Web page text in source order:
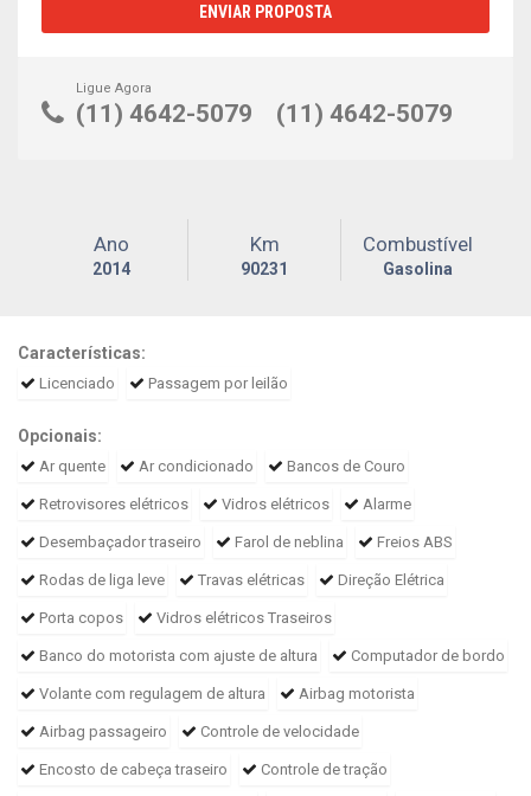
ENVIAR PROPOSTA
Ligue Agora
(11) 4642-5079 (11) 4642-5079
Ano
2014
Km
90231
Combustível
Gasolina
Características:
Licenciado Passagem por leilão
Opcionais:
Ar quente Ar condicionado Bancos de Couro
Retrovisores elétricos Vidros elétricos Alarme
Desembaçador traseiro Farol de neblina Freios ABS
Rodas de liga leve Travas elétricas Direção Elétrica
Porta copos Vidros elétricos Traseiros
Banco do motorista com ajuste de altura Computador de bordo
Volante com regulagem de altura Airbag motorista
Airbag passageiro Controle de velocidade
Encosto de cabeça traseiro Controle de tração